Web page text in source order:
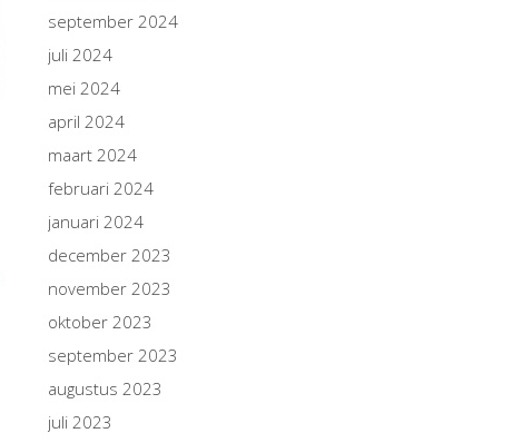
september 2024
juli 2024
mei 2024
april 2024
maart 2024
februari 2024
januari 2024
december 2023
november 2023
oktober 2023
september 2023
augustus 2023
juli 2023